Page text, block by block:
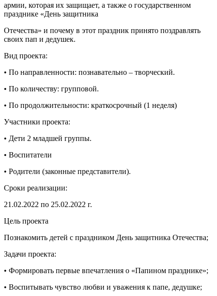
армии, которая их защищает, а также о государственном
празднике «День защитника
Отечества» и почему в этот праздник принято поздравлять
своих пап и дедушек.
Вид проекта:
• По направленности: познавательно – творческий.
• По количеству: групповой.
• По продолжительности: краткосрочный (1 неделя)
Участники проекта:
• Дети 2 младшей группы.
• Воспитатели
• Родители (законные представители).
Сроки реализации:
21.02.2022 по 25.02.2022 г.
Цель проекта
Познакомить детей с праздником День защитника Отечества;
Задачи проекта:
• Формировать первые впечатления о «Папином празднике»;
• Воспитывать чувство любви и уважения к папе, дедушке;